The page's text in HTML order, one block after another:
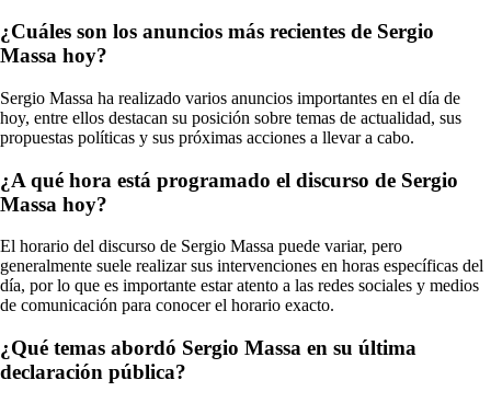
¿Cuáles son los anuncios más recientes de Sergio
Massa hoy?
Sergio Massa ha realizado varios anuncios importantes en el día de
hoy, entre ellos destacan su posición sobre temas de actualidad, sus
propuestas políticas y sus próximas acciones a llevar a cabo.
¿A qué hora está programado el discurso de Sergio
Massa hoy?
El horario del discurso de Sergio Massa puede variar, pero
generalmente suele realizar sus intervenciones en horas específicas del
día, por lo que es importante estar atento a las redes sociales y medios
de comunicación para conocer el horario exacto.
¿Qué temas abordó Sergio Massa en su última
declaración pública?